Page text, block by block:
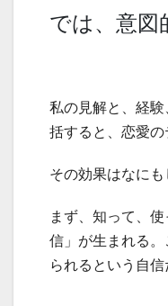
では、意図
私の見解と、経
括すると、恋愛の
その効果はなにも
まず、知って、
信」が生まれる
られるという自信